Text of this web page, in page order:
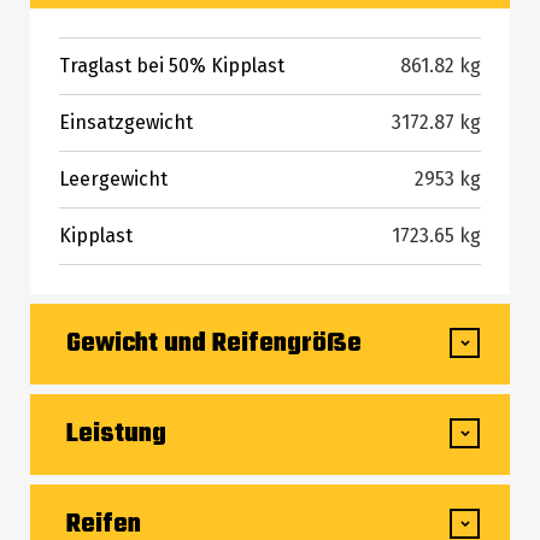
Traglast bei 50% Kipplast 861.82 kg
Einsatzgewicht 3172.87 kg
Leergewicht 2953 kg
Kipplast 1723.65 kg
Gewicht und Reifengröße
1066.80 mm
Gesamteinsatzhöhe – bei max. Hubhöhe 3993 mm
Höhe bis Schaufeldrehpunkt – bei max.
3022.60 mm
Leistung
12.55 km/h
Reifen